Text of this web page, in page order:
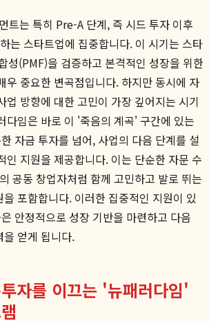
트는 특히 Pre-A 단계, 즉 시드 투자 이후
는 스타트업에 집중합니다. 이 시기는 스타
성(PMF)을 검증하고 본격적인 성장을 위한
우 중요한 변곡점입니다. 하지만 동시에 자
업 방향에 대한 고민이 가장 깊어지는 시기
다임은 바로 이 '죽음의 계곡' 구간에 있는
자금 투자를 넘어, 사업의 다음 단계를 설
인 지원을 제공합니다. 이는 단순한 자문 수
공동 창업자처럼 함께 고민하고 발로 뛰는
포함합니다. 이러한 집중적인 지원이 있
안정적으로 성장 기반을 마련하고 다음
얻게 됩니다.
자를 이끄는 '뉴패러다임'